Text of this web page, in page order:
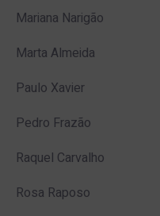
Mariana Narigão
Marta Almeida
Paulo Xavier
Pedro Frazão
Raquel Carvalho
Rosa Raposo